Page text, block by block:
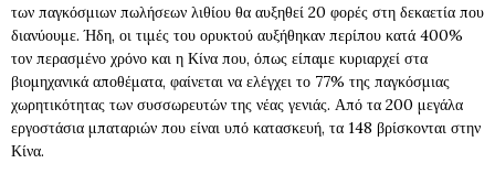
των παγκόσμιων πωλήσεων λιθίου θα αυξηθεί 20 φορές στη δεκαετία που
διανύουμε. Ήδη, οι τιμές του ορυκτού αυξήθηκαν περίπου κατά 400%
τον περασμένο χρόνο και η Κίνα που, όπως είπαμε κυριαρχεί στα
βιομηχανικά αποθέματα, φαίνεται να ελέγχει το 77% της παγκόσμιας
χωρητικότητας των συσσωρευτών της νέας γενιάς. Από τα 200 μεγάλα
εργοστάσια μπαταριών που είναι υπό κατασκευή, τα 148 βρίσκονται στην
Κίνα.